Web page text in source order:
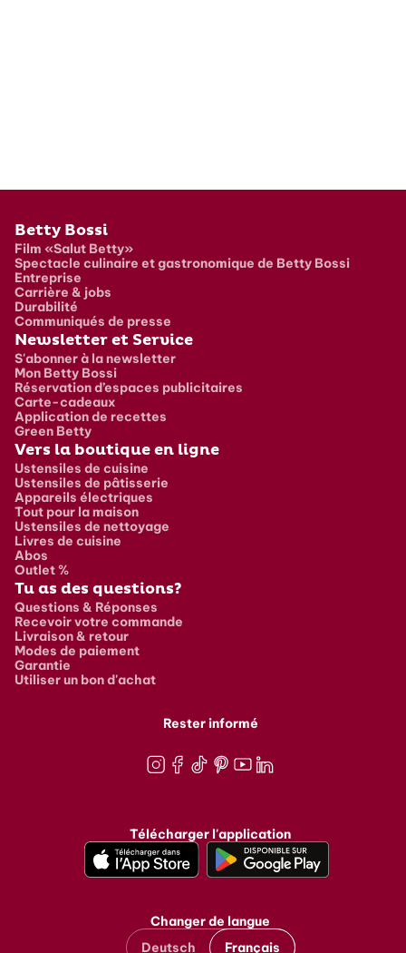
Pied de page
Betty Bossi
Film «Salut Betty»
Spectacle culinaire et gastronomique de Betty Bossi
Entreprise
Carrière & jobs
Durabilité
Communiqués de presse
Newsletter et Service
S'abonner à la newsletter
Mon Betty Bossi
Réservation d’espaces publicitaires
Carte-cadeaux
Application de recettes
Green Betty
Vers la boutique en ligne
Ustensiles de cuisine
Ustensiles de pâtisserie
Appareils électriques
Tout pour la maison
Ustensiles de nettoyage
Livres de cuisine
Abos
Outlet %
Tu as des questions?
Questions & Réponses
Recevoir votre commande
Livraison & retour
Modes de paiement
Garantie
Utiliser un bon d'achat
Rester informé
Télécharger l'application
Changer de langue
Deutsch
Français